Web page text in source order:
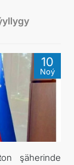
10
Noý
şäherinde